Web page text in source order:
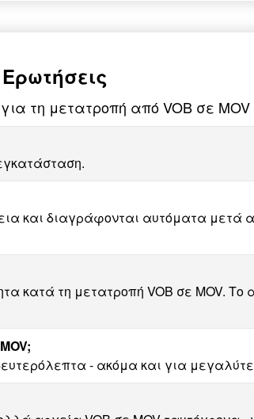
τη μετατροπή από VOB σε MOV
και διαγράφονται αυτόματα μετά
κατά τη μετατροπή VOB σε MOV.
- ακόμα και για